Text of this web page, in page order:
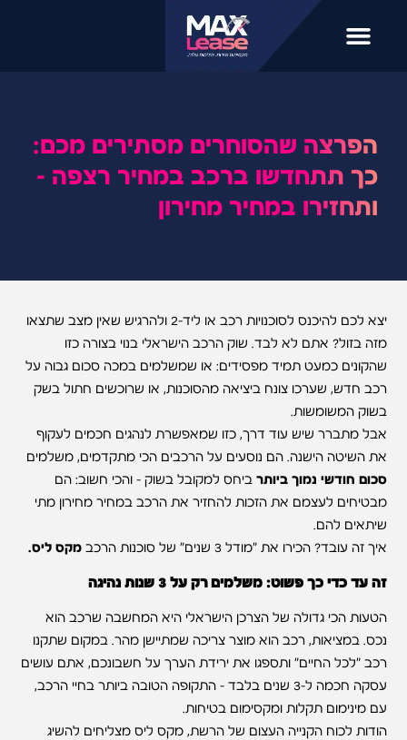
הפרצה שהסוחרים מסתירים מכם:
כך תתחדשו ברכב במחיר רצפה –
ותחזירו במחיר מחירון
יצא לכם להיכנס לסוכנויות רכב או ליד-2 ולהרגיש שאין מצב שתצאו
מזה בזול? אתם לא לבד. שוק הרכב הישראלי בנוי בצורה כזו
שהקונים כמעט תמיד מפסידים: או שמשלמים במכה סכום גבוה על
רכב חדש, שערכו צונח ביציאה מהסוכנות, או שרוכשים חתול בשק
בשוק המשומשות.
אבל מתברר שיש עוד דרך, כזו שמאפשרת לנהגים חכמים לעקוף
את השיטה הישנה. הם נוסעים על הרכבים הכי מתקדמים, משלמים
סכום חודשי נמוך ביותר ביחס למקובל בשוק – והכי חשוב: הם
מבטיחים לעצמם את הזכות להחזיר את הרכב במחיר מחירון מתי
שיתאים להם.
איך זה עובד? הכירו את "מודל 3 שנים" של סוכנות הרכב
מקס ליס.
זה עד כדי כך פשוט: משלמים רק על 3 שנות נהיגה
הטעות הכי גדולה של הצרכן הישראלי היא המחשבה שרכב הוא
נכס. במציאות, רכב הוא מוצר צריכה שמתיישן מהר. במקום שתקנו
רכב "לכל החיים" ותספגו את ירידת הערך על חשבונכם, אתם עושים
עסקה חכמה ל-3 שנים בלבד – התקופה הטובה ביותר בחיי הרכב,
עם מינימום תקלות ומקסימום בטיחות.
הודות לכוח הקנייה העצום של הרשת, מקס ליס מצליחים להשיג